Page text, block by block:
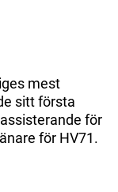
mest
sitt första
för
för HV71.